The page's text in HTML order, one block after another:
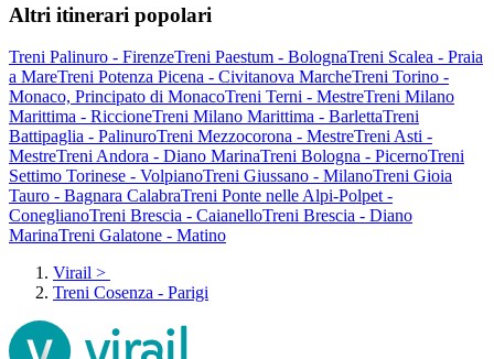
Altri itinerari popolari
Treni Palinuro - FirenzeTreni Paestum - BolognaTreni Scalea - Praia
a MareTreni Potenza Picena - Civitanova MarcheTreni Torino -
Monaco, Principato di MonacoTreni Terni - MestreTreni Milano
Marittima - RiccioneTreni Milano Marittima - BarlettaTreni
Battipaglia - PalinuroTreni Mezzocorona - MestreTreni Asti -
MestreTreni Andora - Diano MarinaTreni Bologna - PicernoTreni
Settimo Torinese - VolpianoTreni Giussano - MilanoTreni Gioia
Tauro - Bagnara CalabraTreni Ponte nelle Alpi-Polpet -
ConeglianoTreni Brescia - CaianelloTreni Brescia - Diano
MarinaTreni Galatone - Matino
Virail >
Treni Cosenza - Parigi